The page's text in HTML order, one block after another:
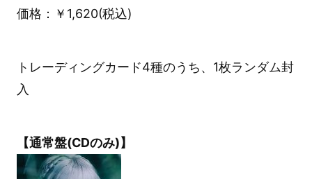
価格：￥1,620(税込)
トレーディングカード4種のうち、1枚ランダム封
入
【通常盤(CDのみ)】